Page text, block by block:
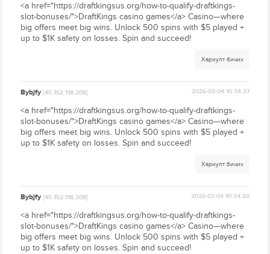
<a href="https://draftkingsus.org/how-to-qualify-draftkings-
slot-bonuses/">DraftKings casino games</a> Casino—where
big offers meet big wins. Unlock 500 spins with $5 played +
up to $1K safety on losses. Spin and succeed!
Хариулт бичих
Bybjfy[45.152.118.208] 2026-03-04 10:34:27
<a href="https://draftkingsus.org/how-to-qualify-draftkings-
slot-bonuses/">DraftKings casino games</a> Casino—where
big offers meet big wins. Unlock 500 spins with $5 played +
up to $1K safety on losses. Spin and succeed!
Хариулт бичих
Bybjfy[45.152.118.208] 2026-03-04 10:34:20
<a href="https://draftkingsus.org/how-to-qualify-draftkings-
slot-bonuses/">DraftKings casino games</a> Casino—where
big offers meet big wins. Unlock 500 spins with $5 played +
up to $1K safety on losses. Spin and succeed!